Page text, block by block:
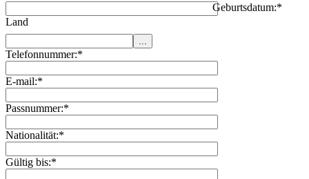
Land
Geburtsdatum:*
Telefonnummer:*
E-mail:*
Passnummer:*
Nationalität:*
Gültig bis:*